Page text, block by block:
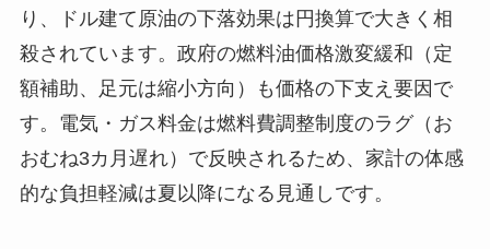
り、ドル建て原油の下落効果は円換算で大きく相
殺されています。政府の燃料油価格激変緩和（定
額補助、足元は縮小方向）も価格の下支え要因で
す。電気・ガス料金は燃料費調整制度のラグ（お
おむね3カ月遅れ）で反映されるため、家計の体感
的な負担軽減は夏以降になる見通しです。